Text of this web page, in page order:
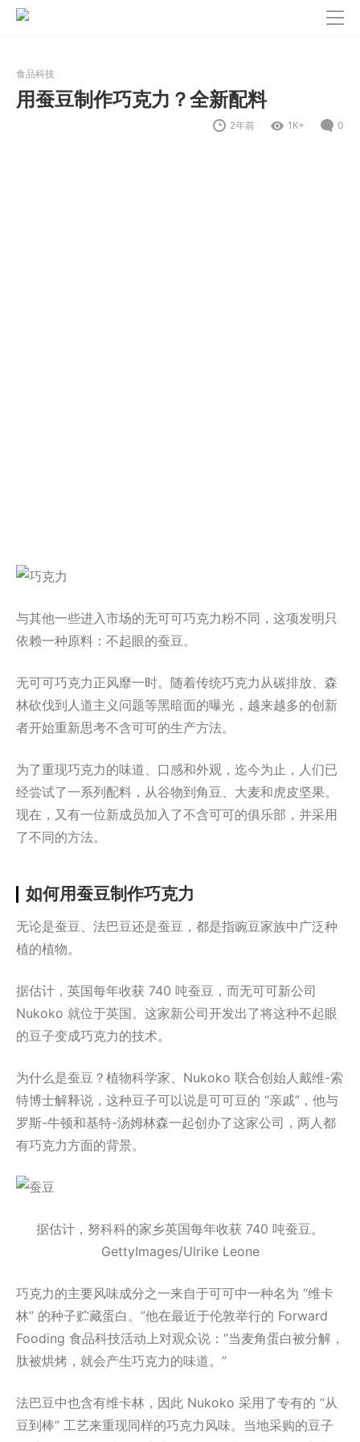
食品科技
用蚕豆制作巧克力？全新配料
2年前 1K+ 0
与其他一些进入市场的无可可巧克力粉不同，这项发明只
依赖一种原料：不起眼的蚕豆。
无可可巧克力正风靡一时。随着传统巧克力从碳排放、森
林砍伐到人道主义问题等黑暗面的曝光，越来越多的创新
者开始重新思考不含可可的生产方法。
为了重现巧克力的味道、口感和外观，迄今为止，人们已
经尝试了一系列配料，从谷物到角豆、大麦和虎皮坚果。
现在，又有一位新成员加入了不含可可的俱乐部，并采用
了不同的方法。
如何用蚕豆制作巧克力
无论是蚕豆、法巴豆还是蚕豆，都是指豌豆家族中广泛种
植的植物。
据估计，英国每年收获 740 吨蚕豆，而无可可新公司
Nukoko 就位于英国。这家新公司开发出了将这种不起眼
的豆子变成巧克力的技术。
为什么是蚕豆？植物科学家、Nukoko 联合创始人戴维-索
特博士解释说，这种豆子可以说是可可豆的 “亲戚”，他与
罗斯-牛顿和基特-汤姆林森一起创办了这家公司，两人都
有巧克力方面的背景。
据估计，努科科的家乡英国每年收获 740 吨蚕豆。
GettyImages/Ulrike Leone
巧克力的主要风味成分之一来自于可可中一种名为 “维卡
林” 的种子贮藏蛋白。”他在最近于伦敦举行的 Forward
Fooding 食品科技活动上对观众说：“当麦角蛋白被分解，
肽被烘烤，就会产生巧克力的味道。”
法巴豆中也含有维卡林，因此 Nukoko 采用了专有的 “从
豆到棒” 工艺来重现同样的巧克力风味。当地采购的豆子